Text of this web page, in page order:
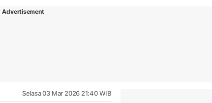
Advertisement
Selasa 03 Mar 2026 21:40 WIB